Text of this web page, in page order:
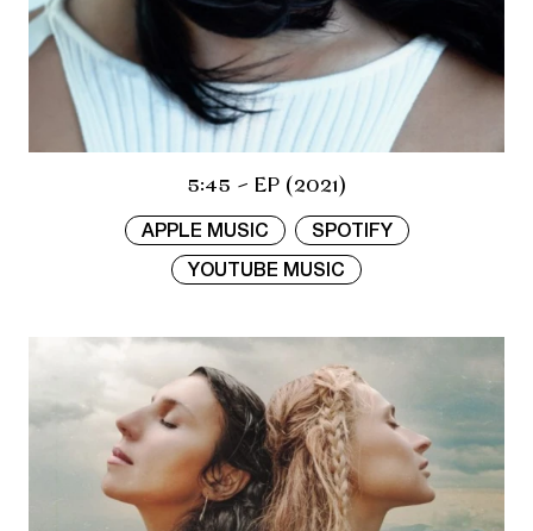
5:45 - EP (2021)
APPLE MUSIC SPOTIFY
YOUTUBE MUSIC